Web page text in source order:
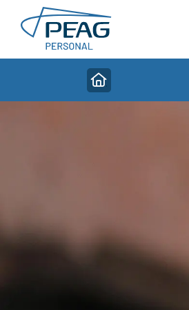
Direkt zu den Inhalten springen
Home